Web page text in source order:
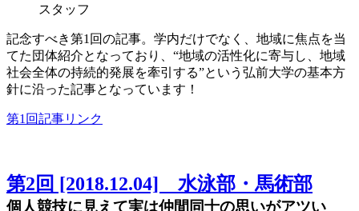
スタッフ
記念すべき第1回の記事。学内だけでなく、地域に焦点を当
てた団体紹介となっており、“地域の活性化に寄与し、地域
社会全体の持続的発展を牽引する”という弘前大学の基本方
針に沿った記事となっています！
第1回記事リンク
第2回 [2018.12.04] 水泳部・馬術部
個人競技に見えて実は仲間同士の思いがアツい